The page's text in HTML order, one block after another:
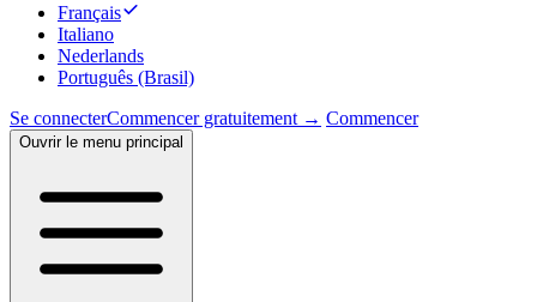
Français
Italiano
Nederlands
Português (Brasil)
Se connecterCommencer gratuitement → Commencer
Ouvrir le menu principal